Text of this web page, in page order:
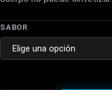
SABOR